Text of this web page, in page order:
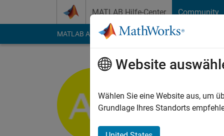
MATLAB Hilfe-Center Community
MATLAB Answers File Exchange Cody
Yerevan State
Last seen: etwa 5
Followers:
Website
Wählen Sie eine Website aus, um
Grundlage Ihres Standorts